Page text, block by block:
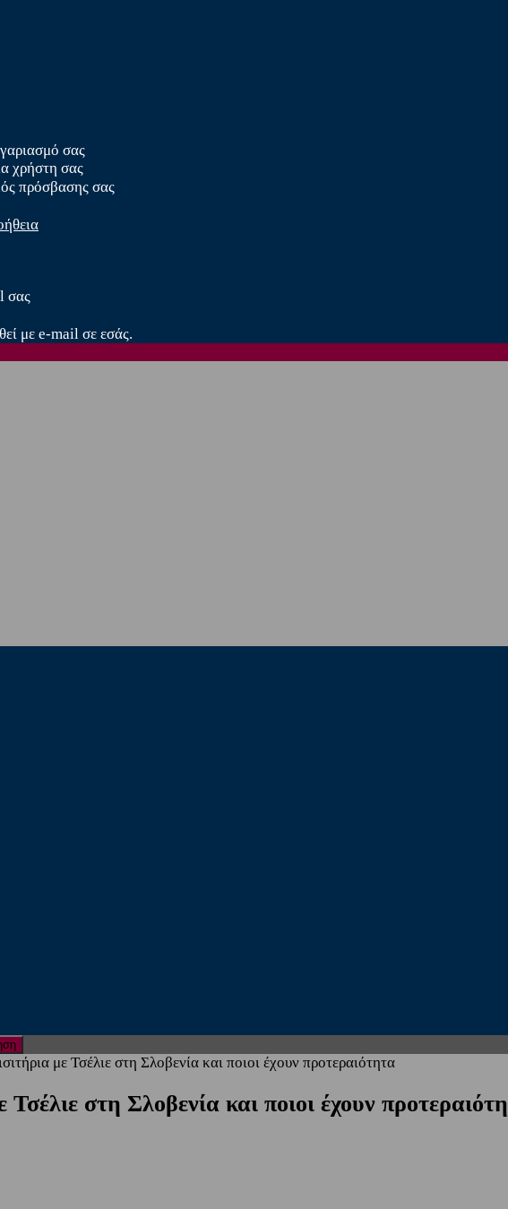
σας
χρήστη σας
πρόσβασης σας
σας
με e-mail σε εσάς.
με Τσέλιε στη Σλοβενία και ποιοι έχουν προτεραιότητα
στη Σλοβενία και ποιοι έχουν